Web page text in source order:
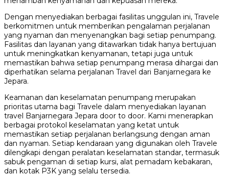
Dengan menyediakan berbagai fasilitas unggulan ini, Travele
berkomitmen untuk memberikan pengalaman perjalanan
yang nyaman dan menyenangkan bagi setiap penumpang.
Fasilitas dan layanan yang ditawarkan tidak hanya bertujuan
untuk meningkatkan kenyamanan, tetapi juga untuk
memastikan bahwa setiap penumpang merasa dihargai dan
diperhatikan selama perjalanan Travel dari Banjarnegara ke
Jepara.
Keamanan dan keselamatan penumpang merupakan
prioritas utama bagi Travele dalam menyediakan layanan
travel Banjarnegara Jepara door to door. Kami menerapkan
berbagai protokol keselamatan yang ketat untuk
memastikan setiap perjalanan berlangsung dengan aman
dan nyaman. Setiap kendaraan yang digunakan oleh Travele
dilengkapi dengan peralatan keselamatan standar, termasuk
sabuk pengaman di setiap kursi, alat pemadam kebakaran,
dan kotak P3K yang selalu tersedia.